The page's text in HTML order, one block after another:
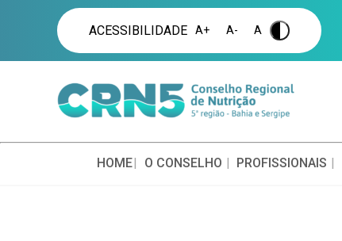
ACESSIBILIDADE A+ A- A .
HOME O CONSELHO PROFISSIONAIS